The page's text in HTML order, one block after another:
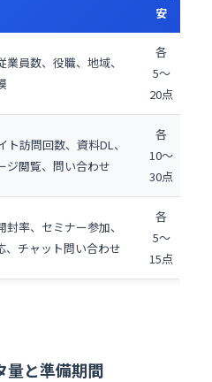
安
業員数、役職、地域、
各
5〜
20点
ト訪問回数、資料DL、
ジ閲覧、問い合わせ
各
10〜
30点
封率、セミナー参加、
、チャット問い合わせ
各
5〜
15点
量と準備期間